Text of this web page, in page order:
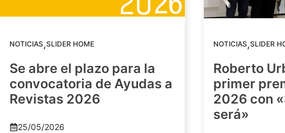
NOTICIAS,SLIDER HOME
Se abre el plazo para la
convocatoria de Ayudas a
Revistas 2026
25/05/2026
NOTICIAS,SLIDER
Roberto
primer
2026 con
será»